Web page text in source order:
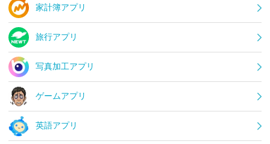
家計簿アプリ
旅行アプリ
写真加工アプリ
ゲームアプリ
英語アプリ